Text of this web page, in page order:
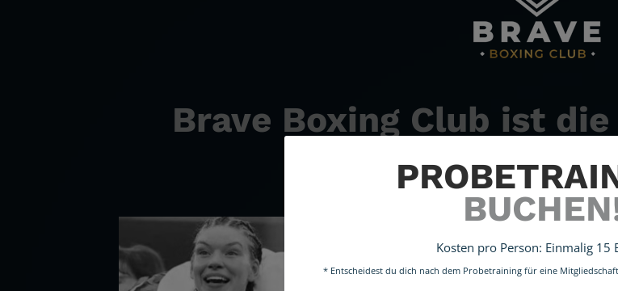
Brave Boxing Club ist
Nina Meinke und
den deutschen
Kosten pro Person: Einmalig 15
* Entscheidest du dich nach dem Probetraining für eine